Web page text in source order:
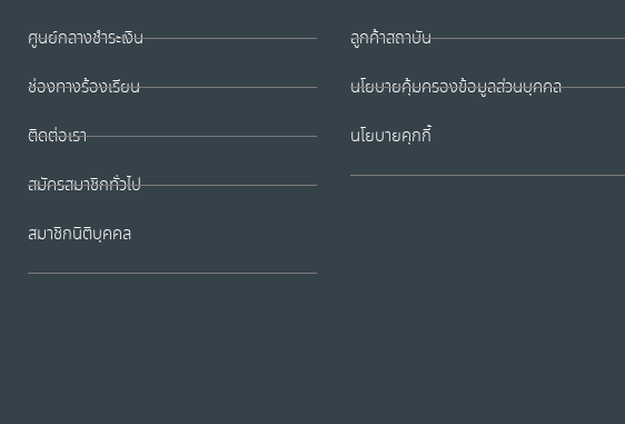
ศูนย์กลางชำระเงิน
ช่องทางร้องเรียน
ติดต่อเรา
สมัครสมาชิกทั่วไป
สมาชิกนิติบุคคล
ลูกค้าสถาบัน
นโยบายคุ้มครองข้อมูลส่วนบุคคล
นโยบายคุกกี้